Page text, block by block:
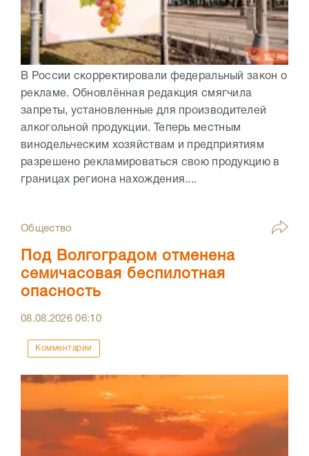
В России скорректировали федеральный закон о
рекламе. Обновлённая редакция смягчила
запреты, установленные для производителей
алкогольной продукции. Теперь местным
винодельческим хозяйствам и предприятиям
разрешено рекламироваться свою продукцию в
границах региона нахождения....
Общество
Под Волгоградом отменена
семичасовая беспилотная
опасность
08.08.202606:10
Комментарии